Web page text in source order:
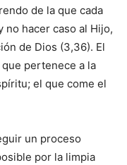
de la que cada
no hacer caso al Hijo,
de Dios (3,36). El
pertenece a la
el que come el
un proceso
por la limpia